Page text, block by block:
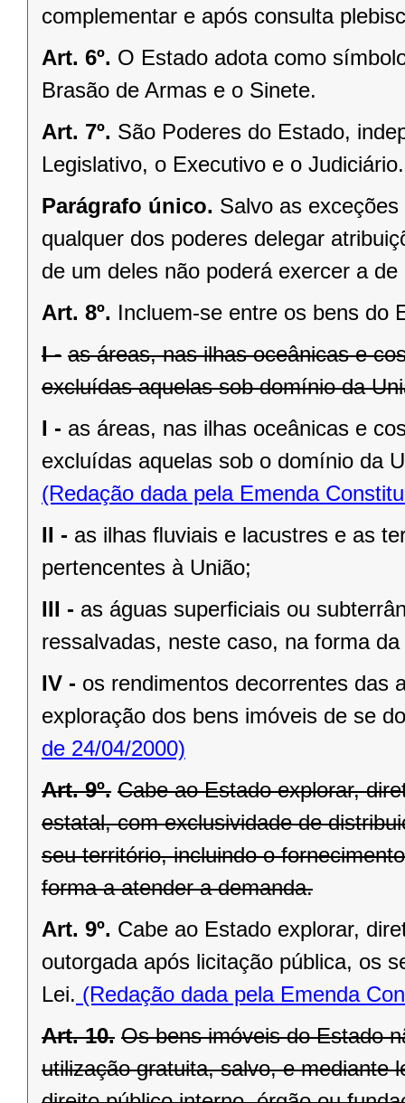
complementar e após consulta
Art. 6º. O Estado adota como
Brasão de Armas e o Sinete.
Art. 7º. São Poderes do Estado,
Legislativo, o Executivo e o Judiciário.
Parágrafo único. Salvo as
qualquer dos poderes delegar
de um deles não poderá exercer a de
Art. 8º. Incluem-se entre os bens do
I - as áreas, nas ilhas oceânicas e
excluídas aquelas sob domínio da
I - as áreas, nas ilhas oceânicas e
excluídas aquelas sob o domínio da
(Redação dada pela Emenda
II - as ilhas ﬂuviais e lacustres e as
pertencentes à União;
III - as águas superﬁciais ou
ressalvadas, neste caso, na forma
IV - os rendimentos decorrentes das
exploração dos bens imóveis de se
de 24/04/2000)
Art. 9º. Cabe ao Estado explorar,
estatal, com exclusividade de
seu território, incluindo o
forma a atender a demanda.
Art. 9º. Cabe ao Estado explorar,
outorgada após licitação pública, os
Lei. (Redação dada pela Emenda
Art. 10. Os bens imóveis do Estado
utilização gratuita, salvo, e mediante